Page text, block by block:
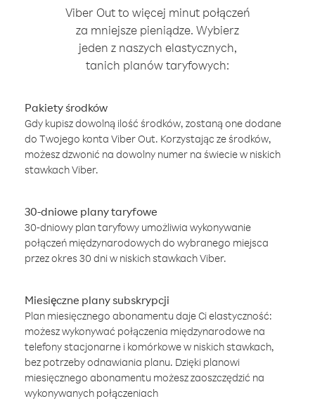
Viber Out to więcej minut połączeń
za mniejsze pieniądze. Wybierz
jeden z naszych elastycznych,
tanich planów taryfowych:
Pakiety środków
Gdy kupisz dowolną ilość środków, zostaną one dodane
do Twojego konta Viber Out. Korzystając ze środków,
możesz dzwonić na dowolny numer na świecie w niskich
stawkach Viber.
30-dniowe plany taryfowe
30-dniowy plan taryfowy umożliwia wykonywanie
połączeń międzynarodowych do wybranego miejsca
przez okres 30 dni w niskich stawkach Viber.
Miesięczne plany subskrypcji
Plan miesięcznego abonamentu daje Ci elastyczność:
możesz wykonywać połączenia międzynarodowe na
telefony stacjonarne i komórkowe w niskich stawkach,
bez potrzeby odnawiania planu. Dzięki planowi
miesięcznego abonamentu możesz zaoszczędzić na
wykonywanych połączeniach